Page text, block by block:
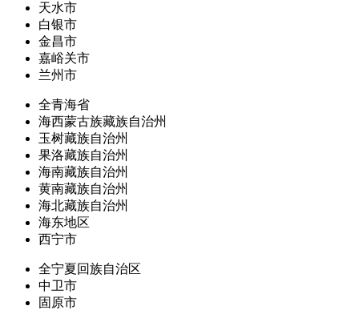
天水市
白银市
金昌市
嘉峪关市
兰州市
全青海省
海西蒙古族藏族自治州
玉树藏族自治州
果洛藏族自治州
海南藏族自治州
黄南藏族自治州
海北藏族自治州
海东地区
西宁市
全宁夏回族自治区
中卫市
固原市